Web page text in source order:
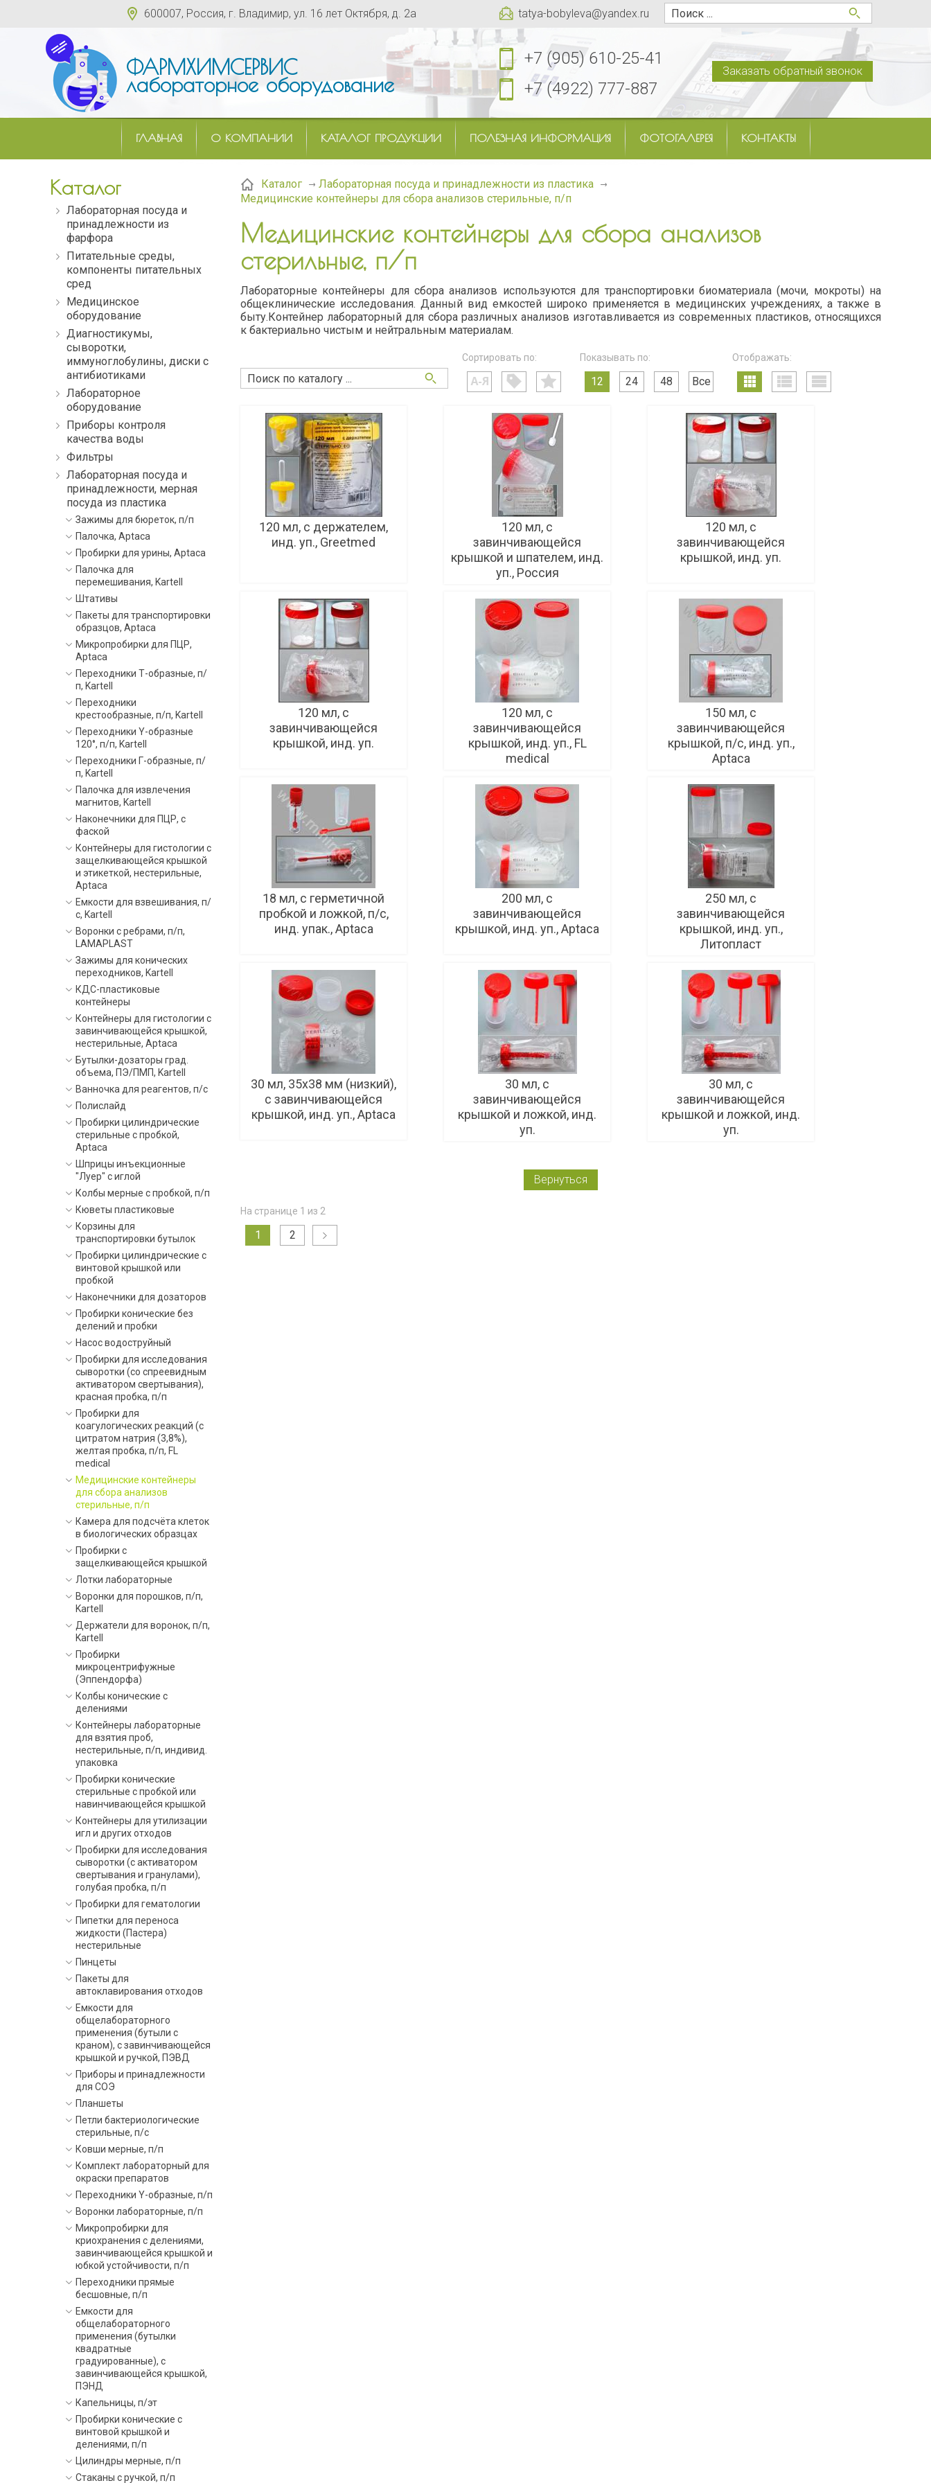
tatya-bobyleva@yandex.ru
600007, Россия, г. Владимир, ул. 16 лет Октября, д. 2а
ФАРМХИМСЕРВИС
лабораторное оборудование
+7 (905) 610-25-41
+7 (4922) 777-887
Заказать обратный звонок
ГЛАВНАЯ О КОМПАНИИ КАТАЛОГ ПРОДУКЦИИ ПОЛЕЗНАЯ ИНФОРМАЦИЯ ФОТОГАЛЕРЕЯ КОНТАКТЫ
Каталог
Лабораторная посуда и
принадлежности из
фарфора
Питательные среды,
компоненты питательных
сред
Медицинское
оборудование
Диагностикумы,
сыворотки,
иммуноглобулины, диски с
антибиотиками
Лабораторное
оборудование
Приборы контроля
качества воды
Фильтры
Лабораторная посуда и
принадлежности, мерная
посуда из пластика
Зажимы для бюреток, п/п
Палочка, Aptaca
Пробирки для урины, Aptaca
Палочка для
перемешивания, Kartell
Штативы
Пакеты для транспортировки
образцов, Aptaca
Микропробирки для ПЦР,
Aptaca
Переходники Т-образные, п/
п, Kartell
Переходники
крестообразные, п/п, Kartell
Переходники Y-образные
120°, п/п, Kartell
Переходники Г-образные, п/
п, Kartell
Палочка для извлечения
магнитов, Kartell
Наконечники для ПЦР, с
фаской
Контейнеры для гистологии с
защелкивающейся крышкой
и этикеткой, нестерильные,
Aptaca
Емкости для взвешивания, п/
с, Kartell
Воронки с ребрами, п/п,
LAMAPLAST
Зажимы для конических
переходников, Kartell
КДС-пластиковые
контейнеры
Контейнеры для гистологии с
завинчивающейся крышкой,
нестерильные, Aptaca
Бутылки-дозаторы град.
объема, ПЭ/ПМП, Kartell
Ванночка для реагентов, п/с
Полислайд
Пробирки цилиндрические
стерильные с пробкой,
Aptaca
Шприцы инъекционные
"Луер" с иглой
Колбы мерные с пробкой, п/п
Кюветы пластиковые
Корзины для
транспортировки бутылок
Пробирки цилиндрические с
винтовой крышкой или
пробкой
Наконечники для дозаторов
Пробирки конические без
делений и пробки
Насос водоструйный
Пробирки для исследования
сыворотки (со спреевидным
активатором свертывания),
красная пробка, п/п
Пробирки для
коагулогических реакций (с
цитратом натрия (3,8%),
желтая пробка, п/п, FL
medical
Медицинские контейнеры
для сбора анализов
стерильные, п/п
Камера для подсчёта клеток
в биологических образцах
Пробирки с
защелкивающейся крышкой
Лотки лабораторные
Воронки для порошков, п/п,
Kartell
Держатели для воронок, п/п,
Kartell
Пробирки
микроцентрифужные
(Эппендорфа)
Колбы конические с
делениями
Контейнеры лабораторные
для взятия проб,
нестерильные, п/п, индивид.
упаковка
Пробирки конические
стерильные с пробкой или
навинчивающейся крышкой
Контейнеры для утилизации
игл и других отходов
Пробирки для исследования
сыворотки (с активатором
свертывания и гранулами),
голубая пробка, п/п
Пробирки для гематологии
Пипетки для переноса
жидкости (Пастера)
нестерильные
Пинцеты
Пакеты для
автоклавирования отходов
Емкости для
общелабораторного
применения (бутыли с
краном), с завинчивающейся
крышкой и ручкой, ПЭВД
Приборы и принадлежности
для СОЭ
Планшеты
Петли бактериологические
стерильные, п/с
Ковши мерные, п/п
Комплект лабораторный для
окраски препаратов
Переходники Y-образные, п/п
Воронки лабораторные, п/п
Микропробирки для
криохранения с делениями,
завинчивающейся крышкой и
юбкой устойчивости, п/п
Переходники прямые
бесшовные, п/п
Емкости для
общелабораторного
применения (бутылки
квадратные
градуированные), с
завинчивающейся крышкой,
ПЭНД
Капельницы, п/эт
Пробирки конические с
винтовой крышкой и
делениями, п/п
Цилиндры мерные, п/п
Стаканы с ручкой, п/п
Каталог
Лабораторная посуда и принадлежности из пластика
Медицинские контейнеры для сбора анализов стерильные, п/п
Медицинские контейнеры для сбора анализов
стерильные, п/п
Лабораторные контейнеры для сбора анализов используются для транспортировки биоматериала (мочи, мокроты) на
общеклинические исследования. Данный вид емкостей широко применяется в медицинских учреждениях, а также в
быту.Контейнер лабораторный для сбора различных анализов изготавливается из современных пластиков, относящихся
к бактериально чистым и нейтральным материалам.
Сортировать по: Показывать по:
12 24 48 Все
Отображать:
120 мл, с держателем,
инд. уп., Greetmed
120 мл, с
завинчивающейся
крышкой и шпателем, инд.
уп., Россия
120 мл, с
завинчивающейся
крышкой, инд. уп.
120 мл, с
завинчивающейся
крышкой, инд. уп.
120 мл, с
завинчивающейся
крышкой, инд. уп., FL
medical
150 мл, с
завинчивающейся
крышкой, п/с, инд. уп.,
Aptaca
18 мл, с герметичной
пробкой и ложкой, п/с,
инд. упак., Aptaca
200 мл, с
завинчивающейся
крышкой, инд. уп., Aptaca
250 мл, с
завинчивающейся
крышкой, инд. уп.,
Литопласт
30 мл, 35х38 мм (низкий),
с завинчивающейся
крышкой, инд. уп., Aptaca
30 мл, с
завинчивающейся
крышкой и ложкой, инд.
уп.
30 мл, с
завинчивающейся
крышкой и ложкой, инд.
уп.
Вернуться
На странице 1 из 2
1 2